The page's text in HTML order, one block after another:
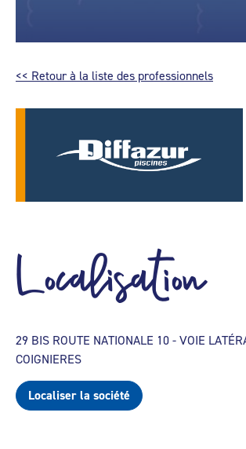
<< Retour à la liste des professionnels
Localisation
29 BIS ROUTE NATIONALE 10 - VOIE
COIGNIERES
Localiser la société